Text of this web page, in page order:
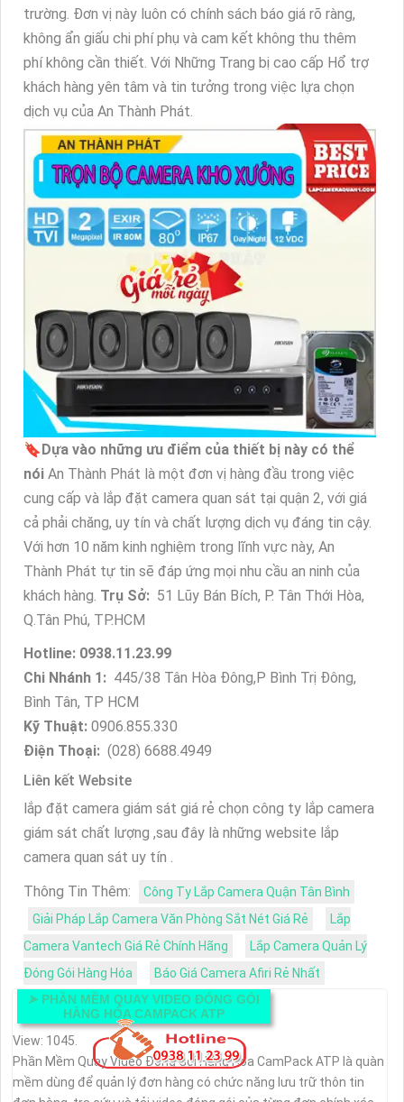
trường. Đơn vị này luôn có chính sách báo giá rõ ràng,
không ẩn giấu chi phí phụ và cam kết không thu thêm
phí không cần thiết. Với Những Trang bị cao cấp Hổ trợ
khách hàng yên tâm và tin tưởng trong việc lựa chọn
dịch vụ của An Thành Phát.
🔖Dựa vào những ưu điểm của thiết bị này có thể
nói An Thành Phát là một đơn vị hàng đầu trong việc
cung cấp và lắp đặt camera quan sát tại quận 2, với giá
cả phải chăng, uy tín và chất lượng dịch vụ đáng tin cậy.
Với hơn 10 năm kinh nghiệm trong lĩnh vực này, An
Thành Phát tự tin sẽ đáp ứng mọi nhu cầu an ninh của
khách hàng. Trụ Sở: 51 Lũy Bán Bích, P. Tân Thới Hòa,
Q.Tân Phú, TP.HCM
Hotline: 0938.11.23.99
Chi Nhánh 1: 445/38 Tân Hòa Đông,P Bình Trị Đông,
Bình Tân, TP HCM
Kỹ Thuật: 0906.855.330
Điện Thoại: (028) 6688.4949
Liên kết Website
lắp đặt camera giám sát giá rẻ chọn công ty lắp camera
giám sát chất lượng ,sau đây là những website lắp
camera quan sát uy tín .
Thông Tin Thêm:
Công Ty Lắp Camera Quận Tân Bình
Giải Pháp Lắp Camera Văn Phòng Sắt Nét Giá Rẻ
Lắp
Camera Vantech Giá Rẻ Chính Hãng
Lắp Camera Quản Lý
Đóng Gói Hàng Hóa
Báo Giá Camera Afiri Rẻ Nhất
➤ PHẦN MỀM QUAY VIDEO ĐÓNG GÓI
HÀNG HÓA CAMPACK ATP
View: 1045.
Phần Mềm Quay Video Đóng Gói Hàng Hóa CamPack ATP là quàn
mềm dùng để quản lý đơn hàng có chức năng lưu trữ thôn tin